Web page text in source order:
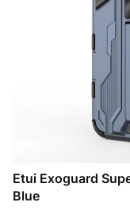
Etui Exoguard
Blue